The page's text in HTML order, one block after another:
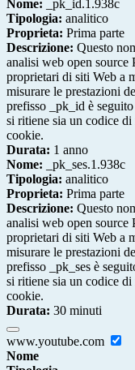
Nome: _pk_id.1.938c
Tipologia: analitico
Proprieta: Prima parte
Descrizione: Questo
analisi web open
proprietari di siti Web a
misurare le prestazioni
prefisso _pk_id è
si ritiene sia un codice
cookie.
Durata: 1 anno
Nome: _pk_ses.1.938c
Tipologia: analitico
Proprieta: Prima parte
Descrizione: Questo
analisi web open
proprietari di siti Web a
misurare le prestazioni
prefisso _pk_ses è
si ritiene sia un codice
cookie.
Durata: 30 minuti
www.youtube.com
Nome